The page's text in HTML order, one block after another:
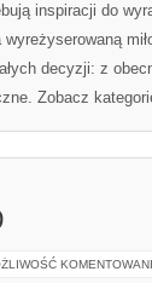
inspiracji do
wyreżyserowaną
decyzji: z
Zobacz